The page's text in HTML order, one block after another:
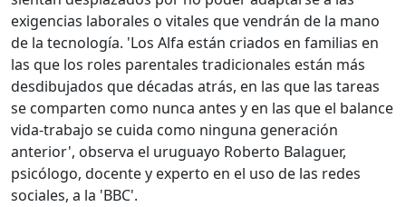
exigencias laborales o vitales que vendrán de la mano
de la tecnología. 'Los Alfa están criados en familias en
las que los roles parentales tradicionales están más
desdibujados que décadas atrás, en las que las tareas
se comparten como nunca antes y en las que el balance
vida-trabajo se cuida como ninguna generación
anterior', observa el uruguayo Roberto Balaguer,
psicólogo, docente y experto en el uso de las redes
sociales, a la 'BBC'.